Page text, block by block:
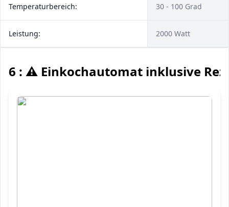
Temperaturbereich: 30 - 100 Grad
Leistung: 2000 Watt
6 : ⚠️ Einkochautomat inklusive